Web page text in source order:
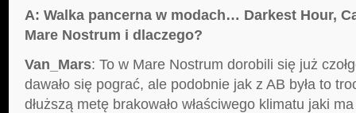
A: Walka pancerna w modach… Darkest Hour,
Mare Nostrum i dlaczego?
Van_Mars: To w Mare Nostrum dorobili się już
dawało się pograć, ale podobnie jak z AB była to
dłuższą metę brakowało właściwego klimatu jaki